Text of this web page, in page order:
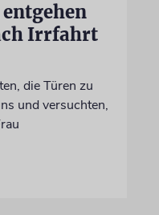
Irrfahrt
die Türen zu
und versuchten,